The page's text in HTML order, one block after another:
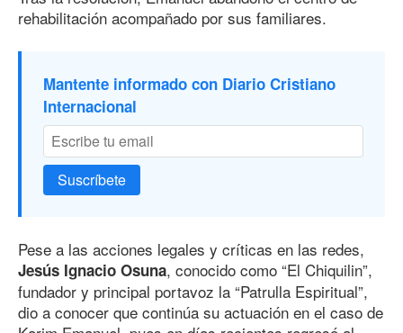
rehabilitación acompañado por sus familiares.
Mantente informado con Diario Cristiano
Internacional
Suscríbete
Pese a las acciones legales y críticas en las redes,
Jesús Ignacio Osuna, conocido como “El Chiquilin”,
fundador y principal portavoz la “Patrulla Espiritual”,
dio a conocer que continúa su actuación en el caso de